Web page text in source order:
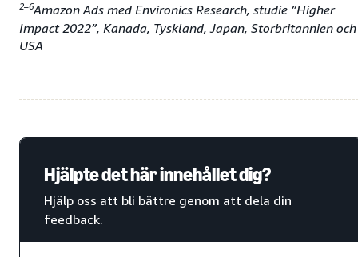
2–6Amazon Ads med Environics Research, studie ”Higher
Impact 2022”, Kanada, Tyskland, Japan, Storbritannien och
USA
Hjälpte det här innehållet dig?
Hjälp oss att bli bättre genom att dela din
feedback.